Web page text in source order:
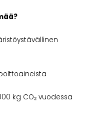
kg CO₂ vuodessa